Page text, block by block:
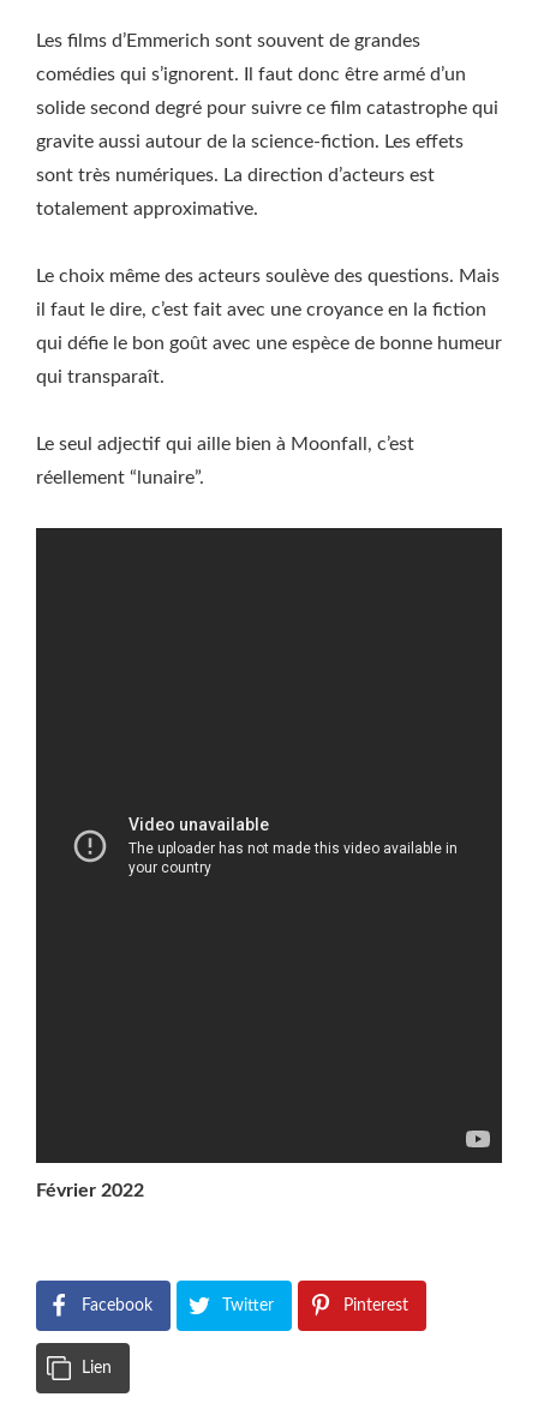
Les films d’Emmerich sont souvent de grandes
comédies qui s’ignorent. Il faut donc être armé d’un
solide second degré pour suivre ce film catastrophe qui
gravite aussi autour de la science-fiction. Les effets
sont très numériques. La direction d’acteurs est
totalement approximative.
Le choix même des acteurs soulève des questions. Mais
il faut le dire, c’est fait avec une croyance en la fiction
qui défie le bon goût avec une espèce de bonne humeur
qui transparaît.
Le seul adjectif qui aille bien à Moonfall, c’est
réellement “lunaire”.
Février 2022
Facebook Twitter Pinterest
Lien